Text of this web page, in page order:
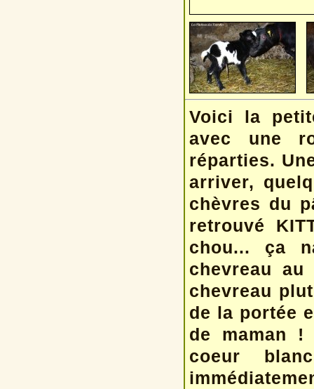
Voici la
avec une
réparties.
arriver,
chèvres du
retrouvé
chou... ça
chevreau
chevreau
de la portée
de maman
coeur